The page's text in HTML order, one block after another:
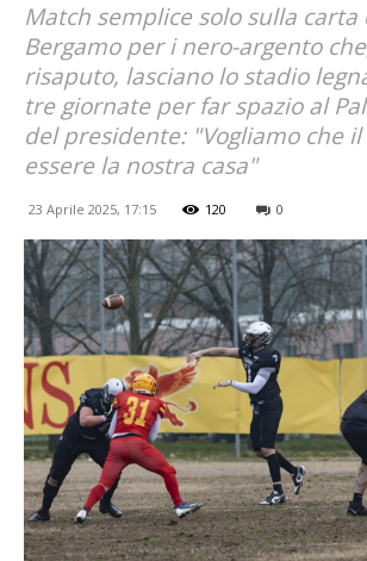
Match semplice solo sulla carta
Bergamo per i nero-argento
risaputo, lasciano lo stadio
tre giornate per far spazio al
del presidente: "Vogliamo che
essere la nostra casa"
23 Aprile 2025, 17:15 120 0